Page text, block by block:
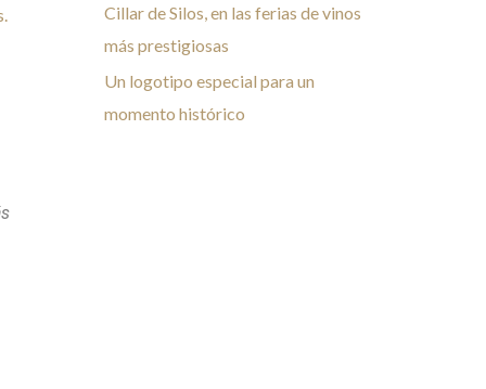
Cillar de Silos, en las ferias de vinos
más prestigiosas
Un logotipo especial para un
momento histórico